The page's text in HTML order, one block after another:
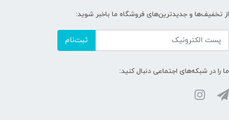
از تخفیف‌ها و جدیدترین‌های فروشگاه ما باخبر شوید:
ثبت‌نام
ما را در شبکه‌های اجتماعی دنبال کنید: